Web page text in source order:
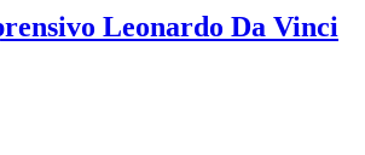
Leonardo Da Vinci